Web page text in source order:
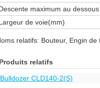
maximum au
de voie(mm)
relatifs: Bouteur, Engin
relatifs
Bulldozer CLD140-2(S)